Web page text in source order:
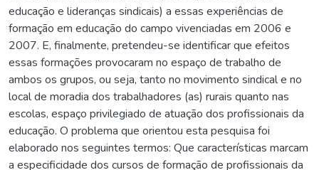
educação e lideranças sindicais) a essas experiências de
formação em educação do campo vivenciadas em 2006 e
2007. E, finalmente, pretendeu-se identificar que efeitos
essas formações provocaram no espaço de trabalho de
ambos os grupos, ou seja, tanto no movimento sindical e no
local de moradia dos trabalhadores (as) rurais quanto nas
escolas, espaço privilegiado de atuação dos profissionais da
educação. O problema que orientou esta pesquisa foi
elaborado nos seguintes termos: Que características marcam
a especificidade dos cursos de formação de profissionais da